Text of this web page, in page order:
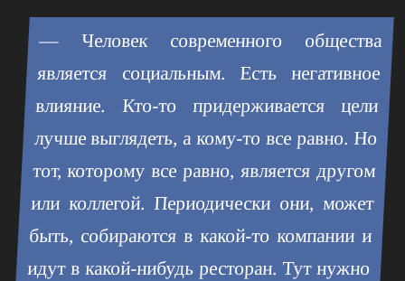
— Человек современного общества
является социальным. Есть негативное
влияние. Кто-то придерживается цели
лучше выглядеть, а кому-то все равно. Но
тот, которому все равно, является другом
или коллегой. Периодически они, может
быть, собираются в какой-то компании и
идут в какой-нибудь ресторан. Тут нужно